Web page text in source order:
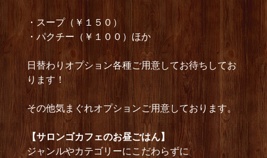
・スープ（￥１５０）
・パクチー（￥１００）ほか
日替わりオプション各種ご用意してお待ちしてお
ります！
その他気まぐれオプションご用意しております。
【サロンゴカフェのお昼ごはん】
ジャンルやカテゴリーにこだわらずに